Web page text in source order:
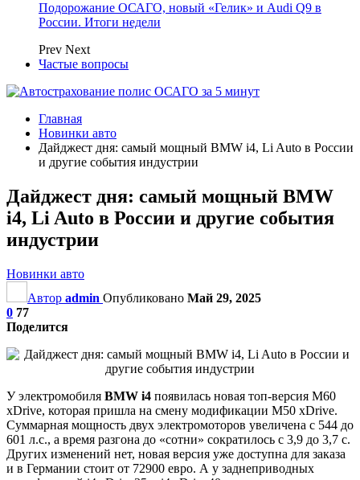
Подорожание ОСАГО, новый «Гелик» и Audi Q9 в
России. Итоги недели
Prev Next
Частые вопросы
Главная
Новинки авто
Дайджест дня: самый мощный BMW i4, Li Auto в России
и другие события индустрии
Дайджест дня: самый мощный BMW
i4, Li Auto в России и другие события
индустрии
Новинки авто
Автор admin Опубликовано Май 29, 2025
0 77
Поделится
У электромобиля BMW i4 появилась новая топ-версия M60
xDrive, которая пришла на смену модификации M50 xDrive.
Суммарная мощность двух электромоторов увеличена с 544 до
601 л.с., а время разгона до «сотни» сократилось с 3,9 до 3,7 с.
Других изменений нет, новая версия уже доступна для заказа
и в Германии стоит от 72900 евро. А у заднеприводных